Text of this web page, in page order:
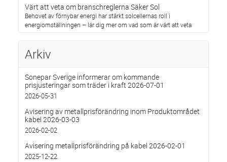
Värt att veta om branschreglerna Säker Sol
Behovet av förnybar energi har stärkt solcellernas roll i
energiomställningen – lär dig mer om vad som är värt att veta
Arkiv
Sonepar Sverige informerar om kommande
prisjusteringar som träder i kraft 2026-07-01
2026-05-31
Avisering av metallprisförändring inom Produktområdet
kabel 2026-03-03
2026-02-02
Avisering metallprisförändring på kabel 2026-02-01
2025-12-22